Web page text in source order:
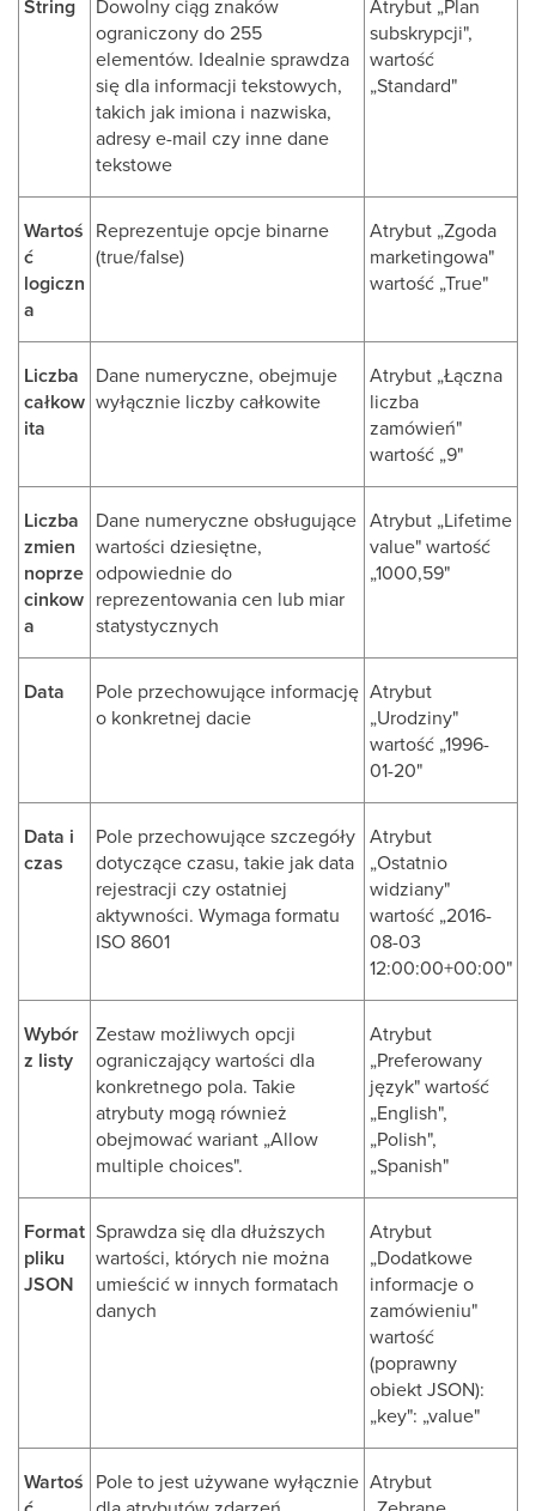
String
Dowolny ciąg znaków
ograniczony do 255
elementów. Idealnie sprawdza
się dla informacji tekstowych,
takich jak imiona i nazwiska,
adresy e-mail czy inne dane
tekstowe
Atrybut „Plan
subskrypcji",
wartość
„Standard"
Wartoś
ć
logiczn
a
Reprezentuje opcje binarne
(true/false)
Atrybut „Zgoda
marketingowa"
wartość „True"
Liczba
całkow
ita
Dane numeryczne, obejmuje
wyłącznie liczby całkowite
Atrybut „Łączna
liczba
zamówień"
wartość „9"
Liczba
zmien
noprze
cinkow
a
Dane numeryczne obsługujące
wartości dziesiętne,
odpowiednie do
reprezentowania cen lub miar
statystycznych
Atrybut „Lifetime
value" wartość
„1000,59"
Data
Pole przechowujące informację
o konkretnej dacie
Atrybut
„Urodziny"
wartość „1996-
01-20"
Data i
czas
Pole przechowujące szczegóły
dotyczące czasu, takie jak data
rejestracji czy ostatniej
aktywności. Wymaga formatu
ISO 8601
Atrybut
„Ostatnio
widziany"
wartość „2016-
08-03
12:00:00+00:00"
Wybór
z listy
Zestaw możliwych opcji
ograniczający wartości dla
konkretnego pola. Takie
atrybuty mogą również
obejmować wariant „Allow
multiple choices".
Atrybut
„Preferowany
język" wartość
„English",
„Polish",
„Spanish"
Format
pliku
JSON
Sprawdza się dla dłuższych
wartości, których nie można
umieścić w innych formatach
danych
Atrybut
„Dodatkowe
informacje o
zamówieniu"
wartość
(poprawny
obiekt JSON):
„key": „value"
Wartoś Pole to jest używane wyłącznie Atrybut